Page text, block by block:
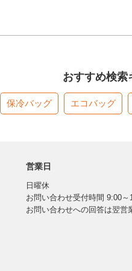
おすすめ検索
保冷バッグ エコバッグ
営業日
日曜休
お問い合わせ受付時間 9:00～
お問い合わせへの回答は翌営